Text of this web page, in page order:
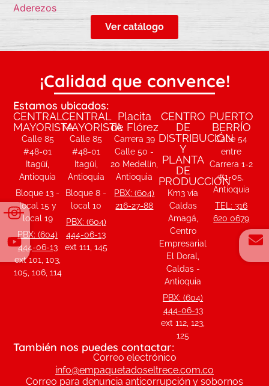
Aderezos
Ver catálogo
¡Calidad que convence!
Estamos ubicados:
CENTRAL
MAYORISTA
Calle 85
#48-01
Itagüí,
Antioquia
Bloque 13 -
local 15 y
local 19
PBX: (604)
444-06-13
ext 101, 103,
105, 106, 114
CENTRAL
MAYORISTA
Calle 85
#48-01
Itagüí,
Antioquia
Bloque 8 -
local 10
PBX: (604)
444-06-13
ext 111, 145
Placita
de Flórez
Carrera 39
Calle 50 -
20 Medellín,
Antioquia
PBX: (604)
216-27-88
CENTRO
DE
DISTRIBUCIÓN
Y
PLANTA
DE
PRODUCCIÓN
Km3 vía
Caldas
Amagá,
Centro
Empresarial
El Doral,
Caldas -
Antioquia
PBX: (604)
444-06-13
ext 112, 123,
125
PUERTO
BERRÍO
Calle 54
entre
Carrera 1-2
#1-05,
Antioquia
TEL: 316
620 0679
También nos puedes contactar:
Correo electrónico
info@empaquetadoseltrece.com.co
Correo para denuncia anticorrupción y sobornos